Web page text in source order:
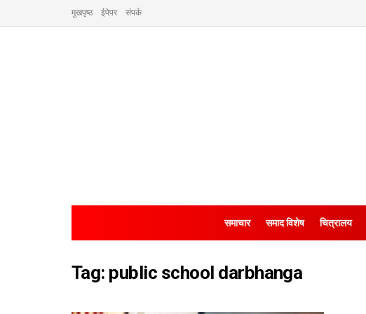
मुखपृष्ठ ईपेपर संपर्क
समाचार समाद विशेष चित्रालय
Tag: public school darbhanga